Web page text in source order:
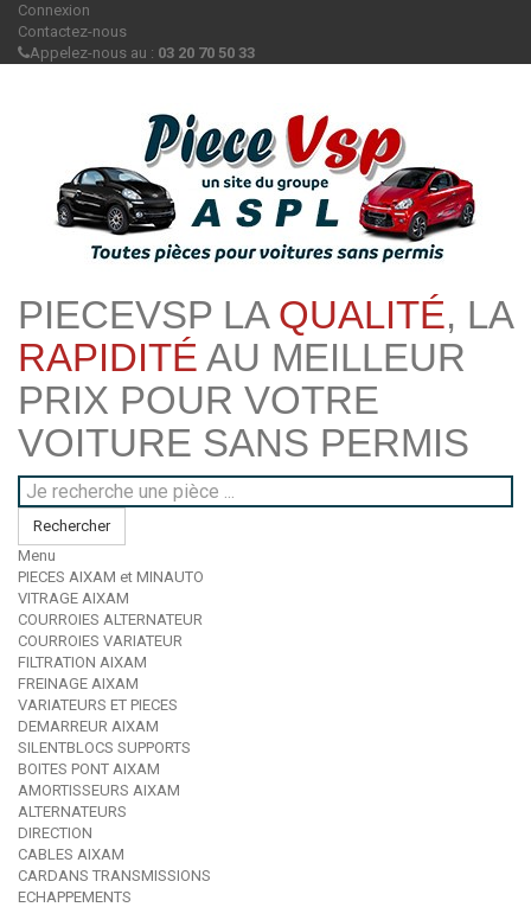
Connexion
Contactez-nous
Appelez-nous au : 03 20 70 50 33
PIECEVSP LA QUALITÉ, LA
RAPIDITÉ AU MEILLEUR
PRIX POUR VOTRE
VOITURE SANS PERMIS
Rechercher
Menu
PIECES AIXAM et MINAUTO
VITRAGE AIXAM
COURROIES ALTERNATEUR
COURROIES VARIATEUR
FILTRATION AIXAM
FREINAGE AIXAM
VARIATEURS ET PIECES
DEMARREUR AIXAM
SILENTBLOCS SUPPORTS
BOITES PONT AIXAM
AMORTISSEURS AIXAM
ALTERNATEURS
DIRECTION
CABLES AIXAM
CARDANS TRANSMISSIONS
ECHAPPEMENTS